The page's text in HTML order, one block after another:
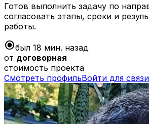
Готов выполнить задачу по
согласовать этапы, сроки и
работы.
radio_button_checkedбыл 18 мин. назад
от договорная
стоимость проекта
Смотреть профильВойти для связи